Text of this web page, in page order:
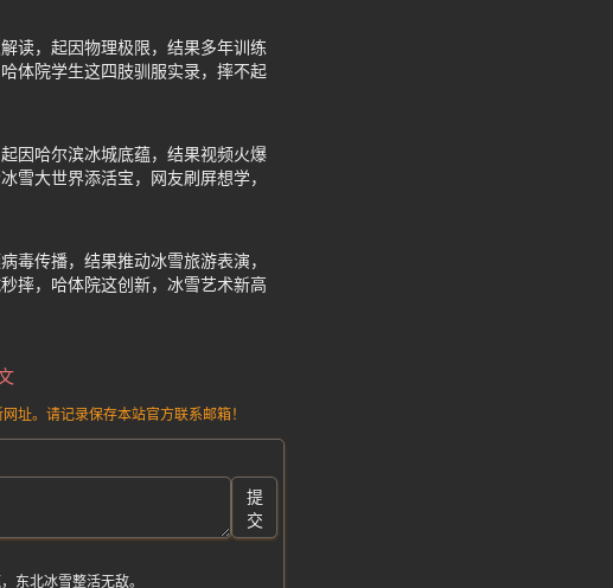
读，起因物理极限，结果多年训练
体院学生这四肢驯服实录，摔不起
因哈尔滨冰城底蕴，结果视频火爆
雪大世界添活宝，网友刷屏想学，
毒传播，结果推动冰雪旅游表演，
摔，哈体院这创新，冰雪艺术新高
址。请记录保存本站官方联系邮箱！
提
交
东北冰雪整活无敌。